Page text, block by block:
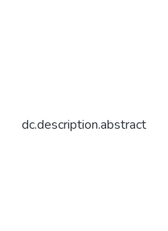
dc.description.abstract